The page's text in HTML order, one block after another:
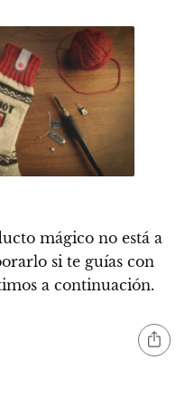
mágico no está a
si te guías con
a continuación.